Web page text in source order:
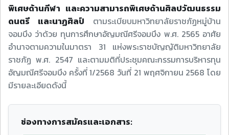
พิเศษด้านกีฬา และความสามารถพิเศษด้านศิลปวัฒนธรรม
ดนตรี และนาฏศิลป์ ตามระเบียบมหาวิทยาลัยราชภัฏหมู่บ้าน
จอมบึง ว่าด้วย ทุนการศึกษาอัญมณีศรีจอมบึง พ.ศ. 2565 อาศัย
อำนาจตามความในมาตรา 31 แห่งพระราชบัญญัติมหาวิทยาลัย
ราชภัฏ พ.ศ. 2547 และตามมติที่ประชุมคณะกรรมการบริหารทุน
อัญมณีศรีจอมบึง ครั้งที่ 1/2568 วันที่ 21 พฤศจิกายน 2568 โดย
มีรายละเอียดดังนี้
ช่องทางการสมัครและเอกสาร: